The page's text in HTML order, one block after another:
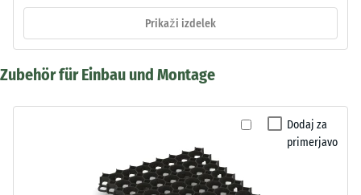
Prikaži izdelek
Zubehör für Einbau und Montage
Dodaj za
primerjavo